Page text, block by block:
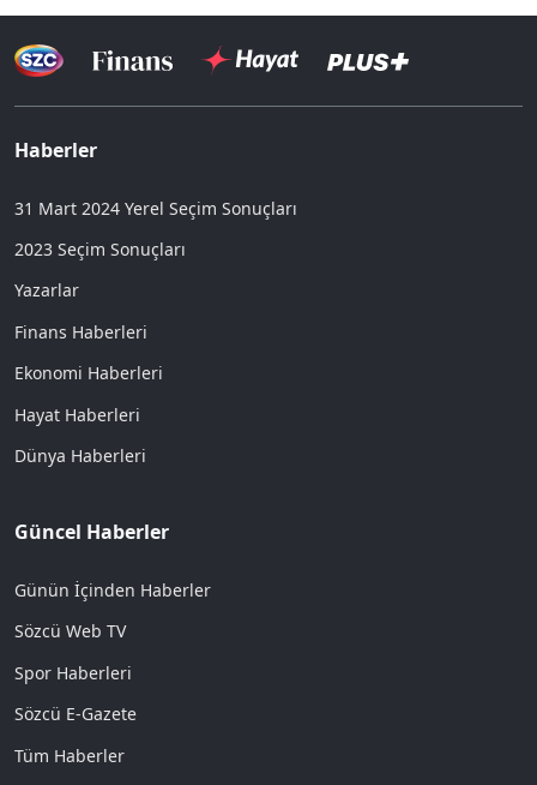
Haberler
31 Mart 2024 Yerel Seçim Sonuçları
2023 Seçim Sonuçları
Yazarlar
Finans Haberleri
Ekonomi Haberleri
Hayat Haberleri
Dünya Haberleri
Güncel Haberler
Günün İçinden Haberler
Sözcü Web TV
Spor Haberleri
Sözcü E-Gazete
Tüm Haberler